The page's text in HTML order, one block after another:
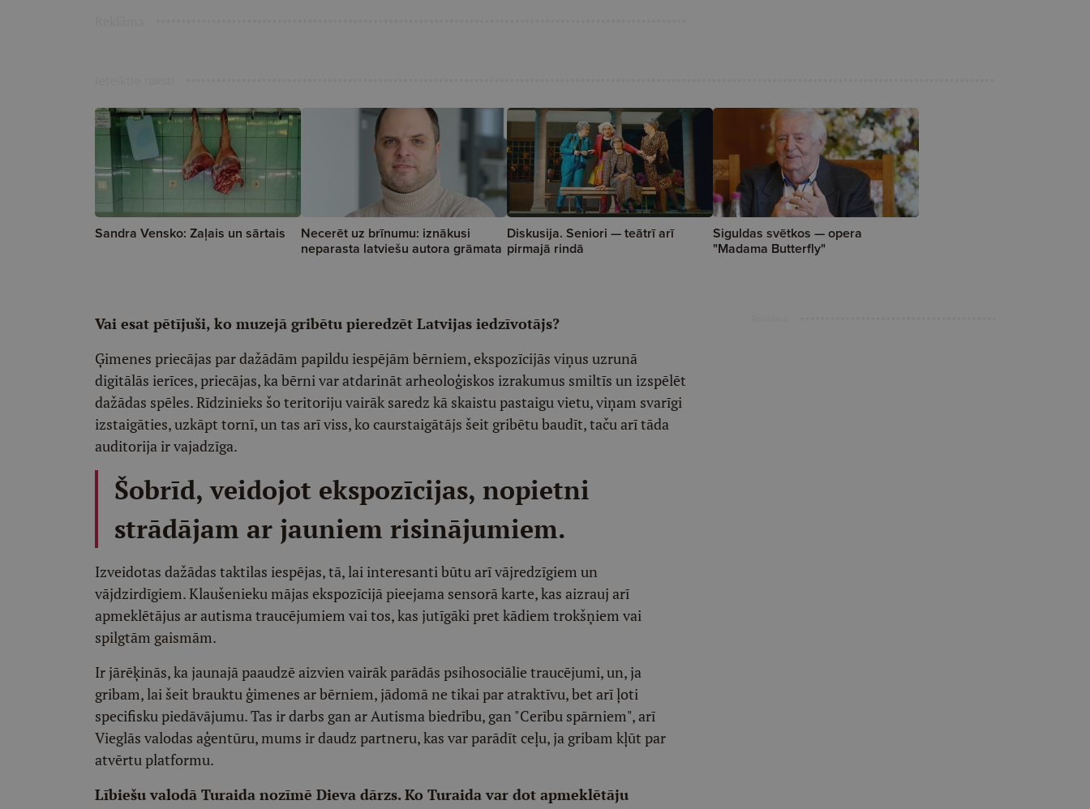
Sandra Vensko: Zaļais un sārtais
Necerēt uz brīnumu: iznākusi
neparasta latviešu autora grāmata
Diskusija. Seniori — teātrī arī
pirmajā rindā
Siguldas svētkos — opera
"Madama Butterfly"
Vai esat pētījuši, ko muzejā gribētu pieredzēt Latvijas iedzīvotājs?
Ģimenes priecājas par dažādām papildu iespējām bērniem, ekspozīcijās viņus uzrunā
digitālās ierīces, priecājas, ka bērni var atdarināt arheoloģiskos izrakumus smiltīs un izspēlēt
dažādas spēles. Rīdzinieks šo teritoriju vairāk saredz kā skaistu pastaigu vietu, viņam svarīgi
izstaigāties, uzkāpt tornī, un tas arī viss, ko caurstaigātājs šeit gribētu baudīt, taču arī tāda
auditorija ir vajadzīga.
Šobrīd, veidojot ekspozīcijas, nopietni
strādājam ar jauniem risinājumiem.
Izveidotas dažādas taktilas iespējas, tā, lai interesanti būtu arī vājredzīgiem un
vājdzirdīgiem. Klaušenieku mājas ekspozīcijā pieejama sensorā karte, kas aizrauj arī
apmeklētājus ar autisma traucējumiem vai tos, kas jutīgāki pret kādiem trokšņiem vai
spilgtām gaismām.
Ir jārēķinās, ka jaunajā paaudzē aizvien vairāk parādās psihosociālie traucējumi, un, ja
gribam, lai šeit brauktu ģimenes ar bērniem, jādomā ne tikai par atraktīvu, bet arī ļoti
specifisku piedāvājumu. Tas ir darbs gan ar Autisma biedrību, gan "Cerību spārniem", arī
Vieglās valodas aģentūru, mums ir daudz partneru, kas var parādīt ceļu, ja gribam kļūt par
atvērtu platformu.
Lībiešu valodā Turaida nozīmē Dieva dārzs. Ko Turaida var dot apmeklētāju